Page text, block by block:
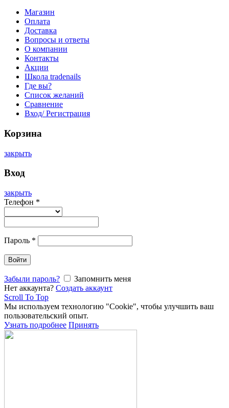
Магазин
Оплата
Доставка
Вопросы и ответы
О компании
Контакты
Акции
Школа tradenails
Где вы?
Список желаний
Сравнение
Вход/ Регистрация
Корзина
закрыть
Вход
закрыть
Телефон *
Пароль *
Войти
Забыли пароль?
Запомнить меня
Нет аккаунта? Создать аккаунт
Scroll To Top
Мы используем технологию "Cookie", чтобы улучшить ваш
пользовательский опыт.
Узнать подробнее Принять